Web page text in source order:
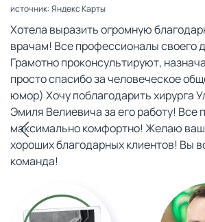
источник: Яндекс Карты
Хотела выразить огромную
врачам! Все профессионалы своего
Грамотно проконсультируют,
просто спасибо за человеческое
юмор) Хочу поблагодарить хирурга
Эмиля Велиевича за его работу! Все
максимально комфортно! Желаю
хороших благодарных клиентов! Вы
команда!